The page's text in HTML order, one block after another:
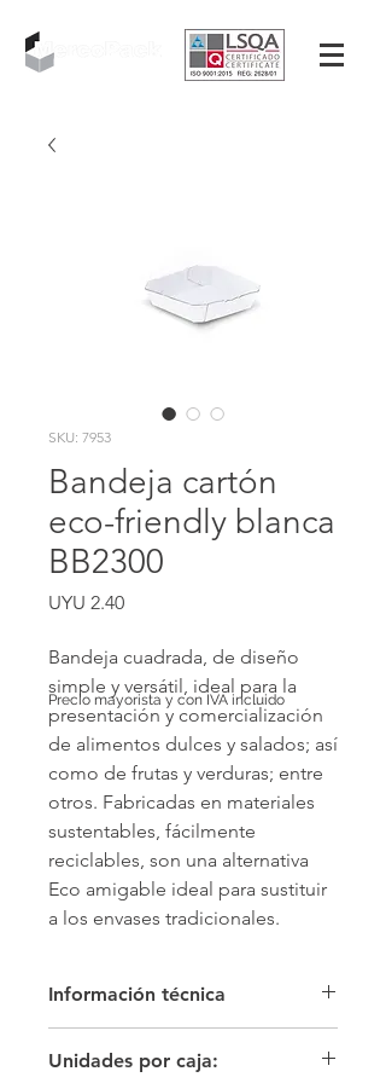
SKU: 7953
Bandeja cartón
eco-friendly blanca
BB2300
UYU 2.40Price
Bandeja cuadrada, de diseño
simple y versátil, ideal para la
presentación y comercialización
de alimentos dulces y salados; así
como de frutas y verduras; entre
otros. Fabricadas en materiales
sustentables, fácilmente
reciclables, son una alternativa
Eco amigable ideal para sustituir
a los envases tradicionales.
Información técnica
microcorrugado y papel kraft PO2300,
Unidades por caja:
Precio mayorista y con IVA incluido